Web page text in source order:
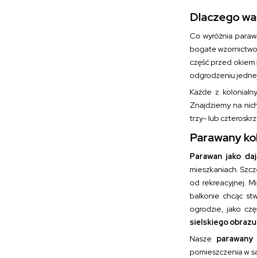
Dlaczego
Co wyróżnia
bogate
część przed okiem
odgrodzeniu
Każde z
Znajdziemy na
trzy- lub
Parawany
Parawan jako
mieszkaniach.
od rekreacyjnej.
balkonie chcąc
ogrodzie, jako
sielskiego
Nasze
pomieszczenia w